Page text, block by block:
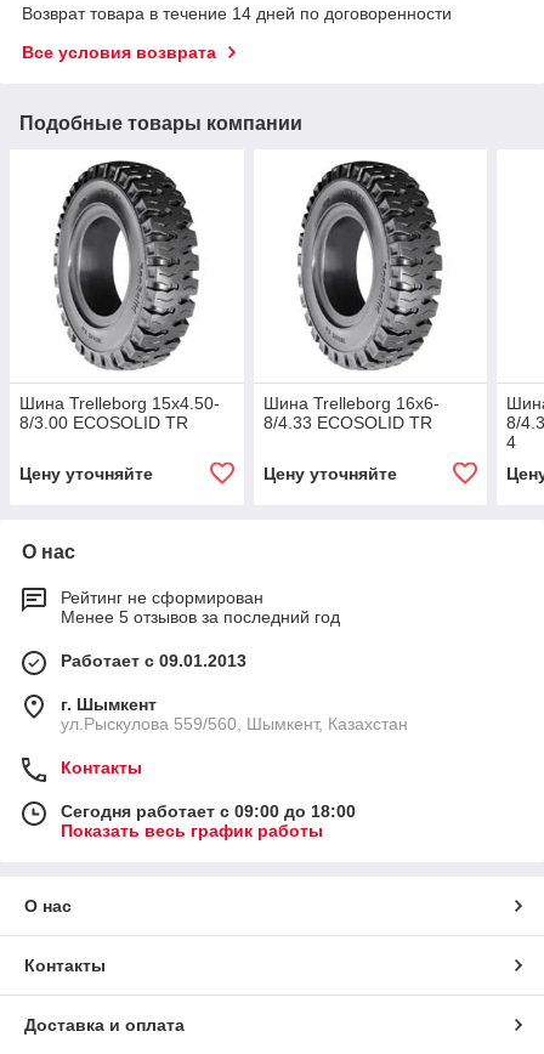
Возврат товара в течение 14 дней по договоренности
Все условия возврата
Подобные товары компании
Шина Trelleborg 15х4.50-
8/3.00 ECOSOLID TR
Цену уточняйте
Шина Trelleborg 16х6-
8/4.33 ECOSOLID TR
Цену уточняйте
8/
4
О нас
Рейтинг не сформирован
Менее 5 отзывов за последний год
Работает с 09.01.2013
г. Шымкент
ул.Рыскулова 559/560, Шымкент, Казахстан
Контакты
Сегодня работает с 09:00 до 18:00
Показать весь график работы
О нас
Контакты
Доставка и оплата